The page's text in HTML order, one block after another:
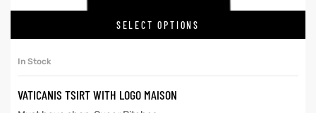
SELECT OPTIONS
In Stock
VATICANIS TSIRT WITH LOGO MAISON